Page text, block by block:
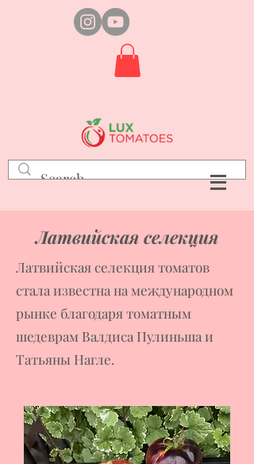
Латвийская селекция
Латвийская селекция томатов
стала известна на международном
рынке благодаря томатным
шедеврам Валдиса Пулиньша и
Татьяны Нагле.